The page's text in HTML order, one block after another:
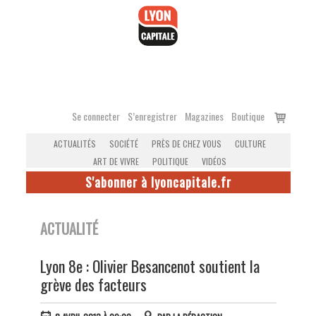
Se connecter S’enregistrer Magazines Boutique
Voir
ACTUALITÉS SOCIÉTÉ PRÈS DE CHEZ VOUS
CULTURE
ART DE VIVRE
POLITIQUE VIDÉOS
S'abonner à lyoncapitale.fr
ACTUALITÉ
Lyon 8e : Olivier Besancenot soutient la
grève des facteurs